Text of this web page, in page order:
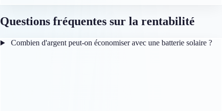
Questions fréquentes sur la rentabilité
Combien d'argent peut-on économiser avec une batterie solaire ?